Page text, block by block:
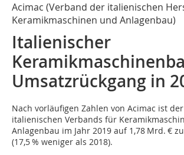
Acimac (Verband der italienischen
Keramikmaschinen und Anlagenbau)
Italienischer
Umsatzrückgang in
Nach vorläufigen Zahlen von Acimac ist
italienischen Verbands für
Anlagenbau im Jahr 2019 auf 1,78 Mrd. €
(17,5 % weniger als 2018).